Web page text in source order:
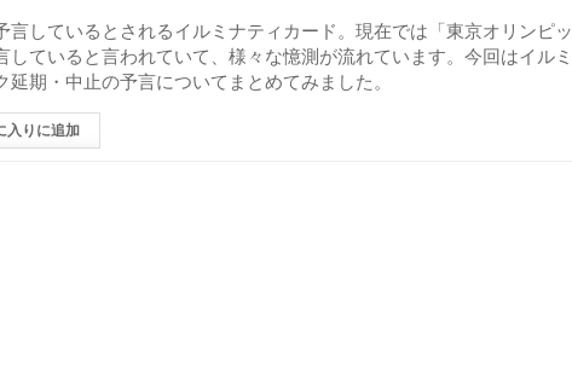
言しているとされるイルミナティカード。現在では「東京オリンピッ
していると言われていて、様々な憶測が流れています。今回はイルミ
期・中止の予言についてまとめてみました。
入りに追加